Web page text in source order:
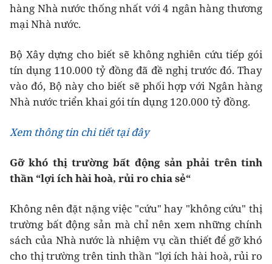
hàng Nhà nước thống nhất với 4 ngân hàng thương
mại Nhà nước.
Bộ Xây dựng cho biết sẽ không nghiên cứu tiếp gói
tín dụng 110.000 tỷ đồng đã đề nghị trước đó. Thay
vào đó, Bộ này cho biết sẽ phối hợp với Ngân hàng
Nhà nước triển khai gói tín dụng 120.000 tỷ đồng.
Xem thông tin chi tiết tại đây
Gỡ khó thị trường bất động sản phải trên tinh
thần “lợi ích hài hoà, rủi ro chia sẻ“
Không nên đặt nặng việc "cứu" hay "không cứu" thị
trường bất động sản mà chỉ nên xem những chính
sách của Nhà nước là nhiệm vụ cần thiết để gỡ khó
cho thị trường trên tinh thần "lợi ích hài hoà, rủi ro